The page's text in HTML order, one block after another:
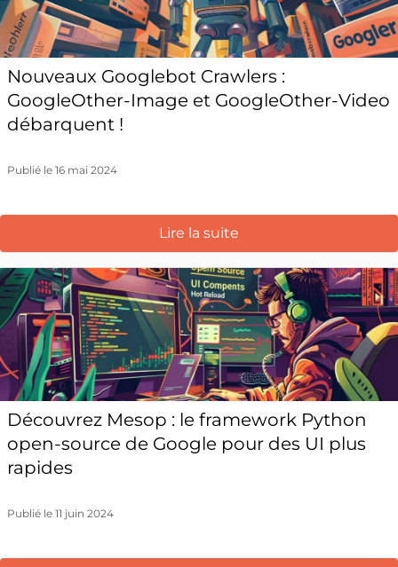
Nouveaux Googlebot Crawlers :
GoogleOther-Image et GoogleOther-Video
débarquent !
Publié le 16 mai 2024
Lire la suite
Découvrez Mesop : le framework Python
open-source de Google pour des UI plus
rapides
Publié le 11 juin 2024